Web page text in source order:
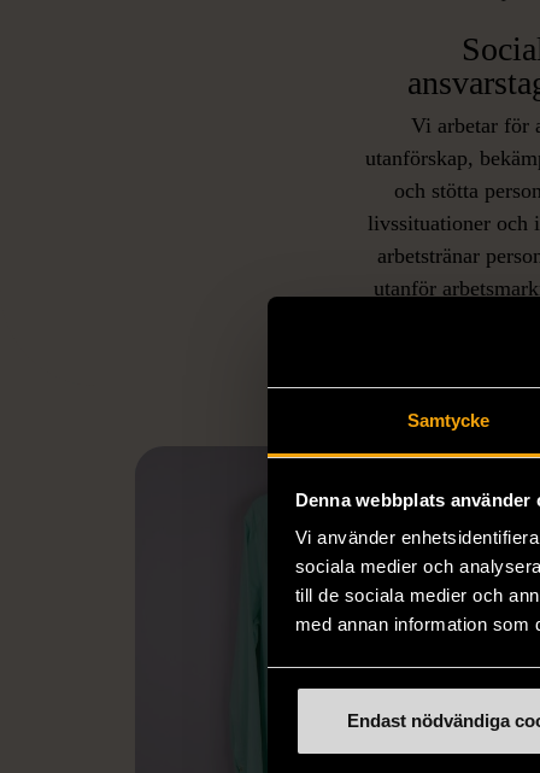
Samtycke
Denna webbplats använder
Vi använder
sociala medier och
till de sociala medier och
med annan information som
Endast nödvändiga
Vi arbetar för
utanförskap,
och stötta
livssituationer och
arbetstränar
utanför